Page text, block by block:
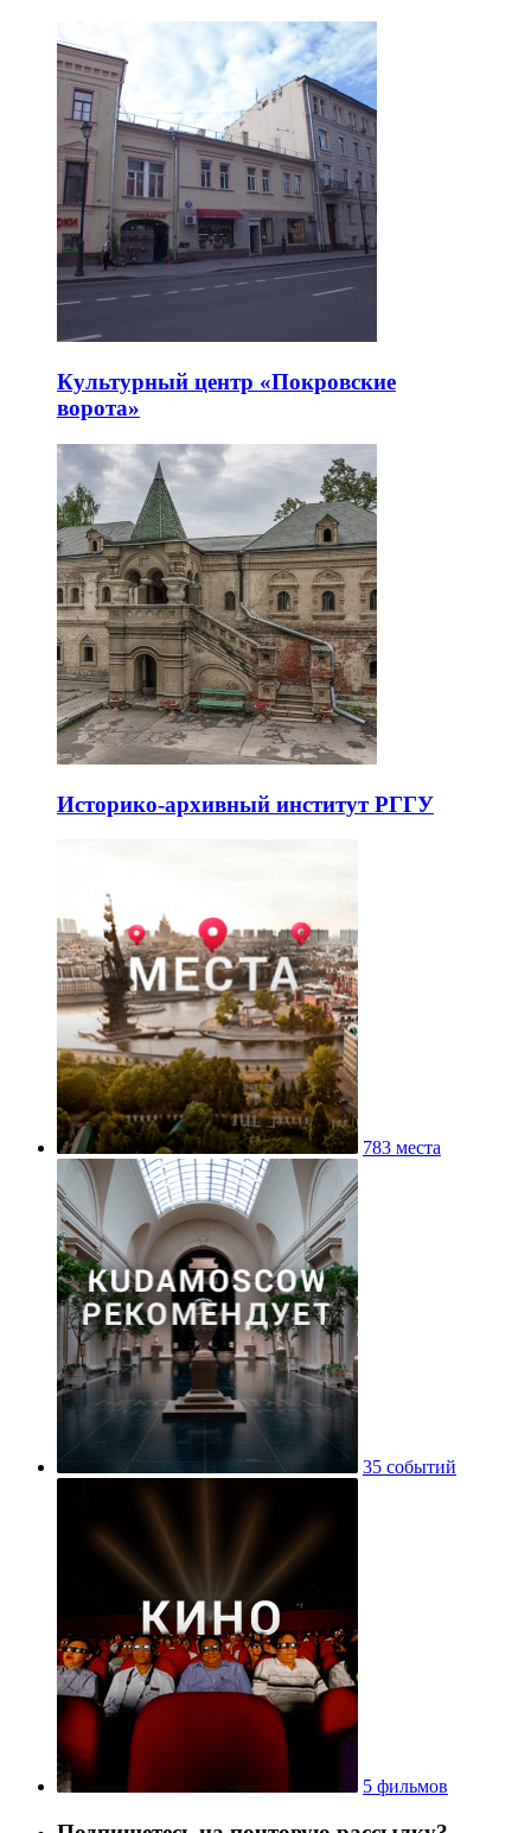
Культурный центр «Покровские
ворота»
Историко-архивный институт РГГУ
783 места
35 событий
5 фильмов